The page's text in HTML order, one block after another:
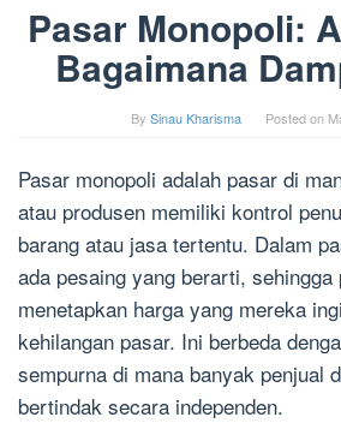
Pasar Monopoli:
Bagaimana
By Sinau Kharisma Posted on
Pasar monopoli adalah pasar di
atau produsen memiliki kontrol
barang atau jasa tertentu. Dalam
ada pesaing yang berarti, sehingga
menetapkan harga yang mereka
kehilangan pasar. Ini berbeda
sempurna di mana banyak penjual
bertindak secara independen.